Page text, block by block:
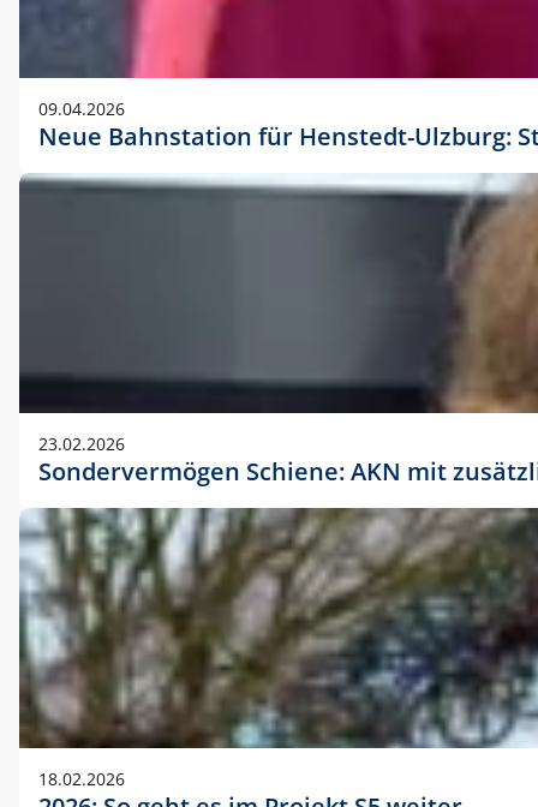
09.04.2026
Neue Bahnstation für Henstedt-Ulzburg:
23.02.2026
Sondervermögen Schiene: AKN mit
18.02.2026